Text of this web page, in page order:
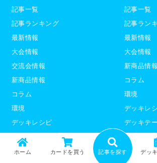
ホーム カードを買う 記事を探す デッ
記事一覧
記事ランキング
最新情報
大会情報
交流会情報
新商品情報
コラム
環境
デッキレシピ
デッキテーマ解説
ライター紹介
記事一覧
記事ラン
最新情報
大会情報
新商品情報
コラム
環境
デッキレ
デッキテ
ライター紹
デュエプレ